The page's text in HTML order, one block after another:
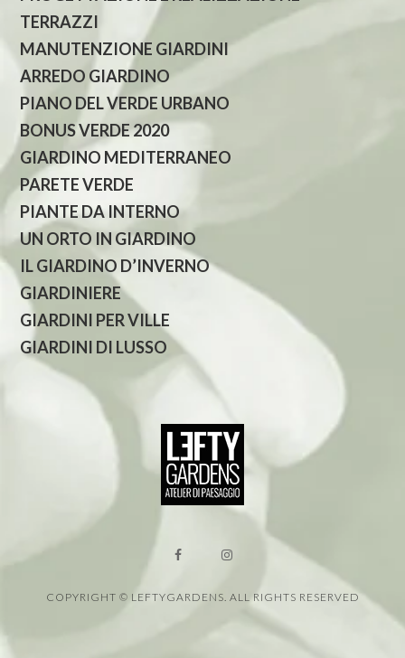
TERRAZZI
MANUTENZIONE GIARDINI
ARREDO GIARDINO
PIANO DEL VERDE URBANO
BONUS VERDE 2020
GIARDINO MEDITERRANEO
PARETE VERDE
PIANTE DA INTERNO
UN ORTO IN GIARDINO
IL GIARDINO D’INVERNO
GIARDINIERE
GIARDINI PER VILLE
GIARDINI DI LUSSO
COPYRIGHT © LEFTYGARDENS. ALL RIGHTS RESERVED